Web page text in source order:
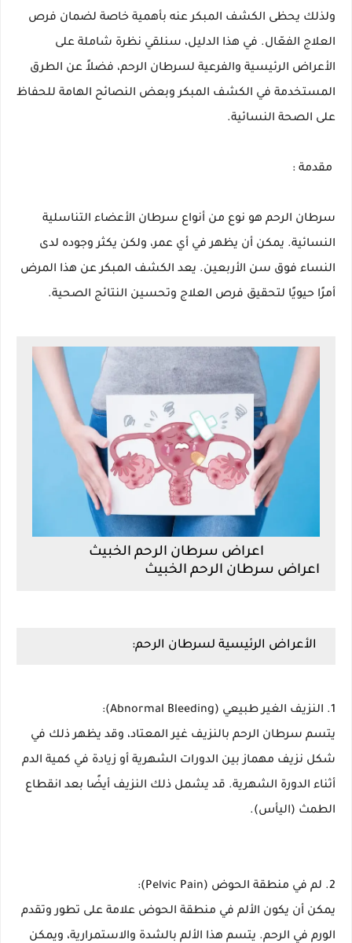
ولذلك يحظى الكشف المبكر عنه بأهمية خاصة لضمان فرص
العلاج الفعّال. في هذا الدليل، سنلقي نظرة شاملة على
الأعراض الرئيسية والفرعية لسرطان الرحم، فضلاً عن الطرق
المستخدمة في الكشف المبكر وبعض النصائح الهامة للحفاظ
على الصحة النسائية.
مقدمة :
سرطان الرحم هو نوع من أنواع سرطان الأعضاء التناسلية
النسائية. يمكن أن يظهر في أي عمر، ولكن يكثر وجوده لدى
النساء فوق سن الأربعين. يعد الكشف المبكر عن هذا المرض
أمرًا حيويًا لتحقيق فرص العلاج وتحسين النتائج الصحية.
اعراض سرطان الرحم الخبيث
اعراض سرطان الرحم الخبيث
الأعراض الرئيسية لسرطان الرحم:
1. النزيف الغير طبيعي (Abnormal Bleeding):
يتسم سرطان الرحم بالنزيف غير المعتاد، وقد يظهر ذلك في
شكل نزيف مهماز بين الدورات الشهرية أو زيادة في كمية الدم
أثناء الدورة الشهرية. قد يشمل ذلك النزيف أيضًا بعد انقطاع
الطمث (اليأس).
2. لم في منطقة الحوض (Pelvic Pain):
يمكن أن يكون الألم في منطقة الحوض علامة على تطور وتقدم
الورم في الرحم. يتسم هذا الألم بالشدة والاستمرارية، ويمكن